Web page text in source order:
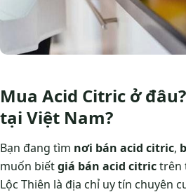
Mua Acid Citric ở
tại Việt Nam?
Bạn đang tìm nơi bán acid citric,
muốn biếtgiá bán acid citrictrên
Lộc Thiên là địa chỉ uy tín chuyên